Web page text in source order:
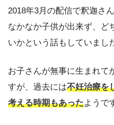
2018年3月の配信で釈迦さ
なかなか子供が出来ず、ど
いかという話もしていまし
お子さんが無事に生まれて
すが、過去には不妊治療を
考える時期もあったようで